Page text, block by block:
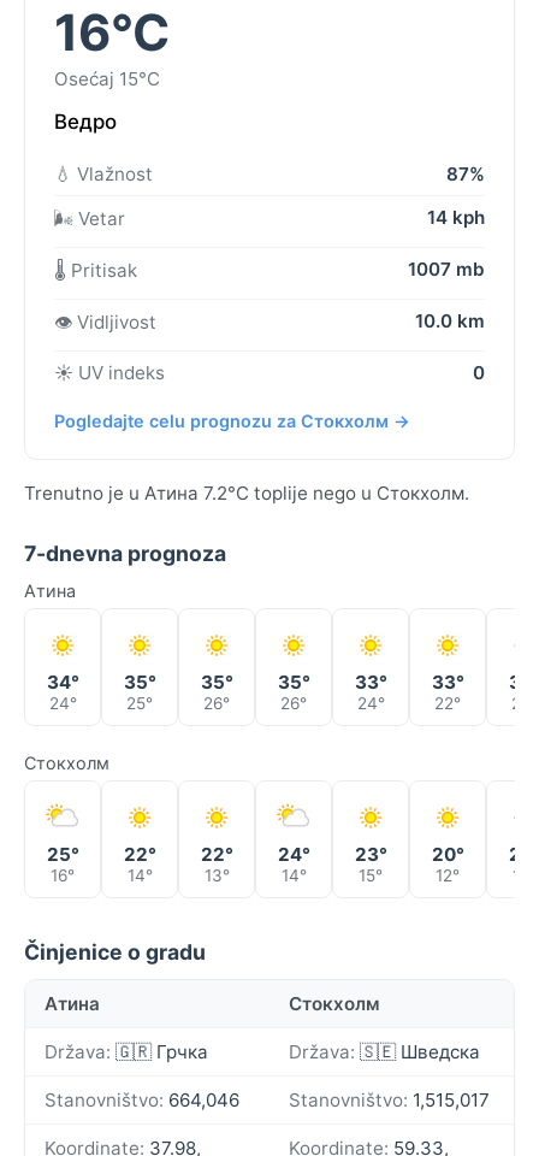
16°C
Osećaj 15°C
Ведро
💧 Vlažnost
87%
🌬️ Vetar
14 kph
🌡️ Pritisak 1007 mb
👁️ Vidljivost 10.0 km
☀️ UV indeks 0
Pogledajte celu prognozu za Стокхолм →
Trenutno je u Атина 7.2°C toplije nego u Стокхолм.
7-dnevna prognoza
Атина
34°
24°
35°
25°
35°
26°
35°
26°
33°
24°
33°
22° 22°
Стокхолм
25°
16°
22°
14°
22°
13°
24°
14°
23°
15°
20°
12° 10°
Činjenice o gradu
Атина Стокхолм
Država: 🇬🇷 Грчка Država: 🇸🇪 Шведска
Stanovništvo: 664,046 Stanovništvo: 1,515,017
Koordinate: 37.98, Koordinate: 59.33,